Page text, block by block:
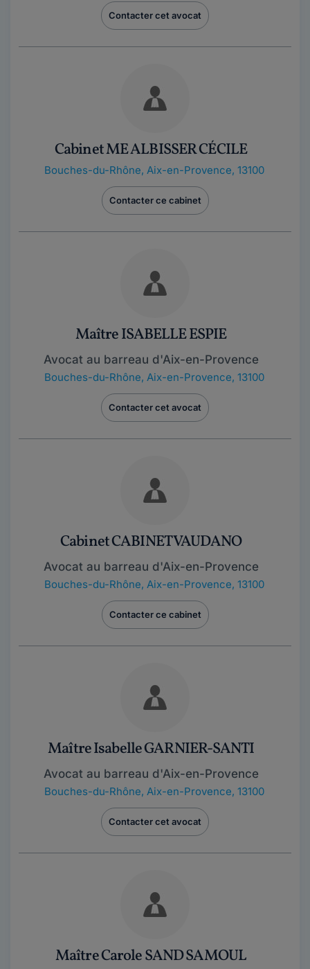
Contacter cet avocat
Cabinet ME ALBISSER CÉCILE
Bouches-du-Rhône, Aix-en-Provence, 13100
Contacter ce cabinet
Maître ISABELLE ESPIE
Avocat au barreau d'Aix-en-Provence
Bouches-du-Rhône, Aix-en-Provence, 13100
Contacter cet avocat
Cabinet CABINET VAUDANO
Avocat au barreau d'Aix-en-Provence
Bouches-du-Rhône, Aix-en-Provence, 13100
Contacter ce cabinet
Maître Isabelle GARNIER-SANTI
Avocat au barreau d'Aix-en-Provence
Bouches-du-Rhône, Aix-en-Provence, 13100
Contacter cet avocat
Maître Carole SAND SAMOUL